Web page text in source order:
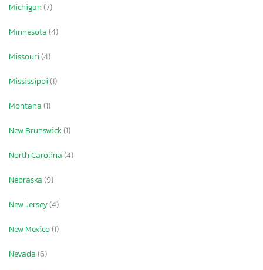
Michigan(7)
Minnesota(4)
Missouri(4)
Mississippi(1)
Montana(1)
New Brunswick(1)
North Carolina(4)
Nebraska(9)
New Jersey(4)
New Mexico(1)
Nevada(6)